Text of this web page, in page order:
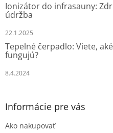
Ionizátor do infrasauny:
údržba
22.1.2025
Tepelné čerpadlo: Viete,
fungujú?
8.4.2024
Informácie pre vás
Ako nakupovať